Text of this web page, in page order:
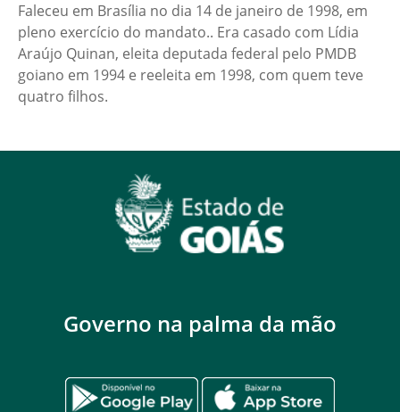
Faleceu em Brasília no dia 14 de janeiro de 1998, em
pleno exercício do mandato.. Era casado com Lídia
Araújo Quinan, eleita deputada federal pelo PMDB
goiano em 1994 e reeleita em 1998, com quem teve
quatro filhos.
Governo na palma da mão